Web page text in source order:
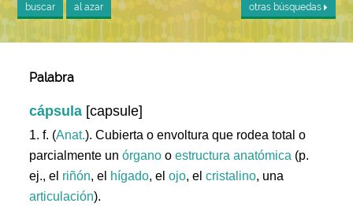
buscar al azar otras búsquedas
Palabra
cápsula [capsule]
1. f. (Anat.). Cubierta o envoltura que rodea total o
parcialmente unórgano oestructura anatómica (p.
ej., el riñón, el hígado, elojo, elcristalino, una
articulación).